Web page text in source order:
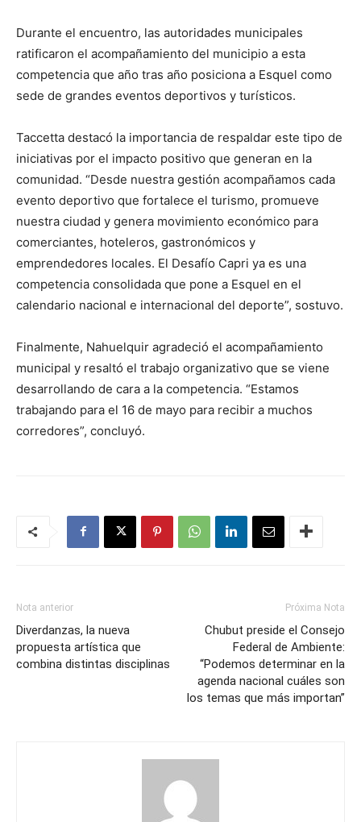
Durante el encuentro, las autoridades municipales
ratificaron el acompañamiento del municipio a esta
competencia que año tras año posiciona a Esquel como
sede de grandes eventos deportivos y turísticos.
Taccetta destacó la importancia de respaldar este tipo de
iniciativas por el impacto positivo que generan en la
comunidad. “Desde nuestra gestión acompañamos cada
evento deportivo que fortalece el turismo, promueve
nuestra ciudad y genera movimiento económico para
comerciantes, hoteleros, gastronómicos y
emprendedores locales. El Desafío Capri ya es una
competencia consolidada que pone a Esquel en el
calendario nacional e internacional del deporte”, sostuvo.
Finalmente, Nahuelquir agradeció el acompañamiento
municipal y resaltó el trabajo organizativo que se viene
desarrollando de cara a la competencia. “Estamos
trabajando para el 16 de mayo para recibir a muchos
corredores”, concluyó.
Nota anterior
Diverdanzas, la nueva
propuesta artística que
combina distintas disciplinas
Próxima Nota
Chubut preside el Consejo
Federal de Ambiente:
“Podemos determinar en la
agenda nacional cuáles son
los temas que más importan”